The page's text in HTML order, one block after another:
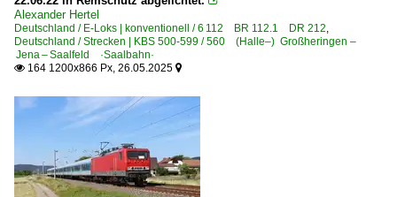
E-Loks | 91 85
4 421 Re 421 Re 4/4 II CH+D ·SBB·
Alexander Hertel
Deutschland / E-Loks | konventionell / 6 112 BR 112.1 DR 212,
Deutschland / Strecken | KBS 500-599 / 560 (Halle–) Großheringen –
Jena – Saalfeld ·Saalbahn·
 164 1200x866 Px, 26.05.2025 